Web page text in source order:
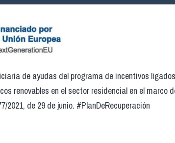
de ayudas del programa de incentivos
renovables en el sector residencial en el marco
2021, de 29 de junio. #PlanDeRecuperación